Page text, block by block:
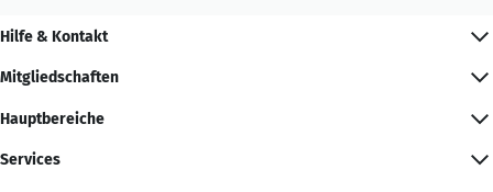
Hilfe & Kontakt
Mitgliedschaften
Hauptbereiche
Services